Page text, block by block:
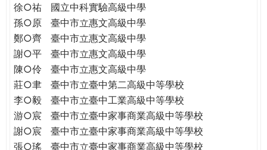
民。
WAGOR
TODAY
THE
WORLD
TOMORROW
PUTTING
YOU
ON
THE
徐○祐
國立中科實驗高級中學
孫○原
臺中市立惠文高級中學
鄭○齊
臺中市立惠文高級中學
謝○平
臺中市立惠文高級中學
陳○伶
臺中市立惠文高級中學
莊○聿
臺中市立臺中第二高級中等學校
李○毅
臺中市立臺中工業高級中等學校
游○宸
臺中市立臺中家事商業高級中等學校
謝○宸
臺中市立臺中家事商業高級中等學校
張○瑤
臺中市立臺中家事商業高級中等學校